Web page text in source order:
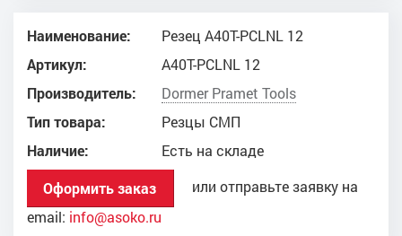
Наименование:
Резец A40T-PCLNL 12
Артикул:
A40T-PCLNL 12
Производитель:
Dоrmer Pramet Tools
Тип товара:
Резцы СМП
Наличие:
Есть на складе
Оформить заказ
или отправьте заявку на
email: info@asoko.ru